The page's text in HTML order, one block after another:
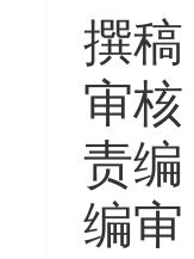
撰稿
审核
责编
编审